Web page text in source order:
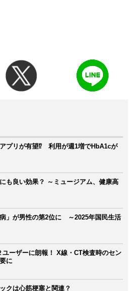
プリが有望⁉ 利用が週1増でHbA1cが
も良い効果？ ～ミュージアム、健康高
」が男性の第2位に ～2025年国民生活
ーザーに朗報！ X線・CT検査時のセン
に
クは心筋梗塞と関連？